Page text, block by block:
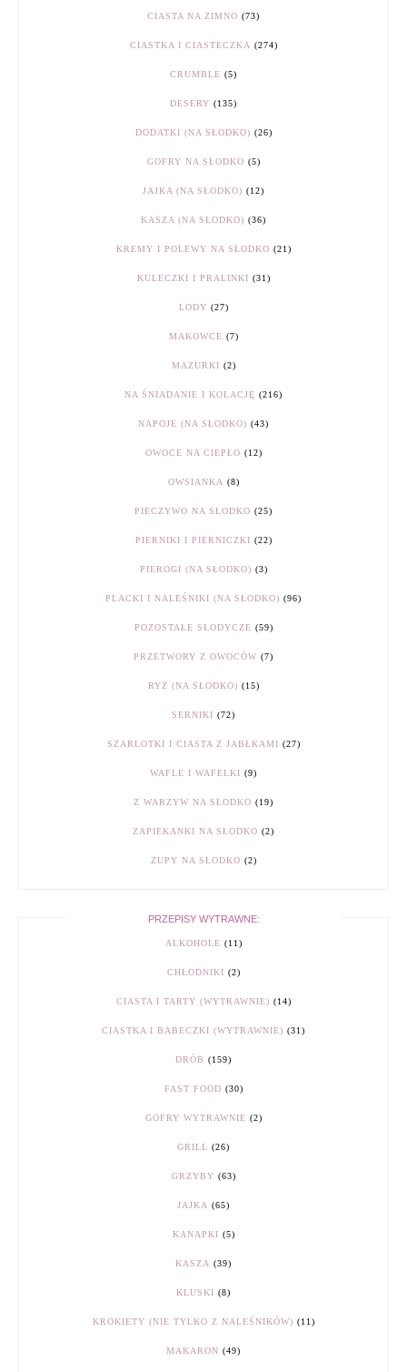
CIASTA NA ZIMNO (73)
CIASTKA I CIASTECZKA (274)
CRUMBLE (5)
DESERY (135)
DODATKI (NA SŁODKO) (26)
GOFRY NA SŁODKO (5)
JAJKA (NA SŁODKO) (12)
KASZA (NA SŁODKO) (36)
KREMY I POLEWY NA SŁODKO (21)
KULECZKI I PRALINKI (31)
LODY (27)
MAKOWCE (7)
MAZURKI (2)
NA ŚNIADANIE I KOLACJĘ (216)
NAPOJE (NA SŁODKO) (43)
OWOCE NA CIEPŁO (12)
OWSIANKA (8)
PIECZYWO NA SŁODKO (25)
PIERNIKI I PIERNICZKI (22)
PIEROGI (NA SŁODKO) (3)
PLACKI I NALEŚNIKI (NA SŁODKO) (96)
POZOSTAŁE SŁODYCZE (59)
PRZETWORY Z OWOCÓW (7)
RYŻ (NA SŁODKO) (15)
SERNIKI (72)
SZARLOTKI I CIASTA Z JABŁKAMI (27)
WAFLE I WAFELKI (9)
Z WARZYW NA SŁODKO (19)
ZAPIEKANKI NA SŁODKO (2)
ZUPY NA SŁODKO (2)
PRZEPISY WYTRAWNE:
ALKOHOLE (11)
CHŁODNIKI (2)
CIASTA I TARTY (WYTRAWNIE) (14)
CIASTKA I BABECZKI (WYTRAWNIE) (31)
DRÓB (159)
FAST FOOD (30)
GOFRY WYTRAWNIE (2)
GRILL (26)
GRZYBY (63)
JAJKA (65)
KANAPKI (5)
KASZA (39)
KLUSKI (8)
KROKIETY (NIE TYLKO Z NALEŚNIKÓW) (11)
MAKARON (49)